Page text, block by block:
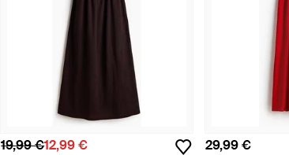
19,99 €12,99 € 29,99 €